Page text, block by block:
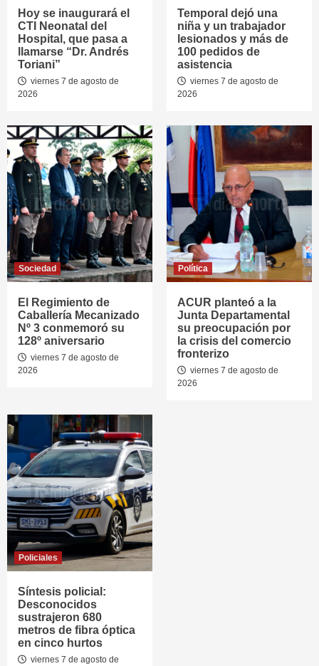
Hoy se inaugurará el
CTI Neonatal del
Hospital, que pasa a
llamarse “Dr. Andrés
Toriani”
viernes 7 de agosto de
2026
Temporal dejó una
niña y un trabajador
lesionados y más de
100 pedidos de
asistencia
viernes 7 de agosto de
2026
Sociedad
El Regimiento de
Caballería Mecanizado
Nº 3 conmemoró su
128º aniversario
viernes 7 de agosto de
2026
Política
ACUR planteó a la
Junta Departamental
su preocupación por
la crisis del comercio
fronterizo
viernes 7 de agosto de
2026
Policiales
Síntesis policial:
Desconocidos
sustrajeron 680
metros de fibra óptica
en cinco hurtos
viernes 7 de agosto de